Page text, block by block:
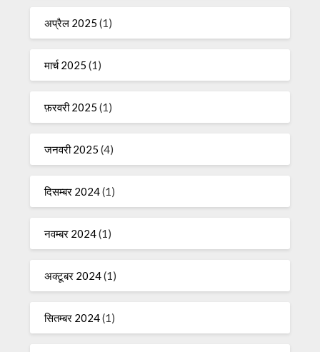
अप्रैल 2025 (1)
मार्च 2025 (1)
फ़रवरी 2025 (1)
जनवरी 2025 (4)
दिसम्बर 2024(1)
नवम्बर 2024(1)
अक्टूबर 2024(1)
सितम्बर 2024(1)